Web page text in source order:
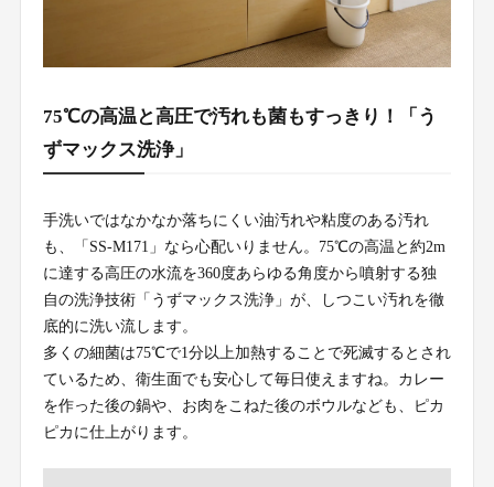
75℃の高温と高圧で汚れも菌もすっきり！「う
ずマックス洗浄」
手洗いではなかなか落ちにくい油汚れや粘度のある汚れ
も、「SS-M171」なら心配いりません。75℃の高温と約2m
に達する高圧の水流を360度あらゆる角度から噴射する独
自の洗浄技術「うずマックス洗浄」が、しつこい汚れを徹
底的に洗い流します。
多くの細菌は75℃で1分以上加熱することで死滅するとされ
ているため、衛生面でも安心して毎日使えますね。カレー
を作った後の鍋や、お肉をこねた後のボウルなども、ピカ
ピカに仕上がります。